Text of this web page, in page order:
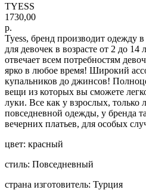
TYESS
1730,00
р.
Tyess, бренд производит одежду
для девочек в возрасте от 2 до 14
отвечает всем потребностям
ярко в любое время! Широкий
купальников до джинсов!
вещи из которых вы сможете
луки. Все как у взрослых,
повседневной одежды, у бренда
вечерних платьев, для особых
цвет: красный
стиль: Повседневный
страна изготовитель: Турция